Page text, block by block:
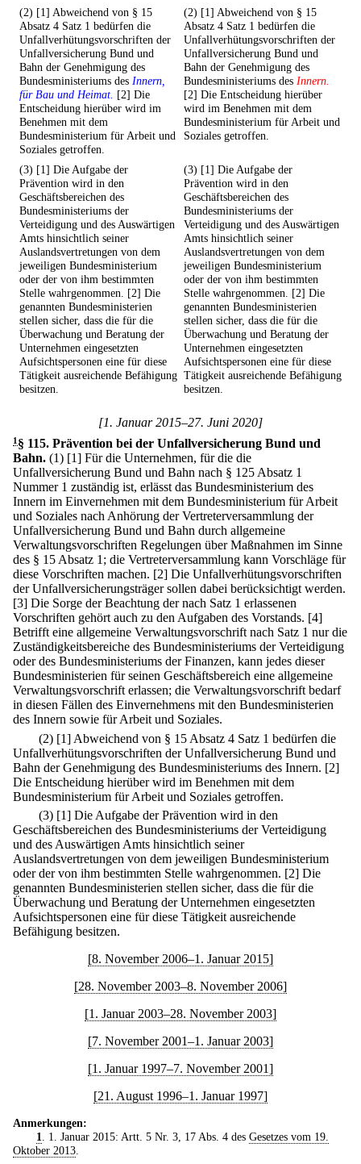
(2) [1] Abweichend von § 15
Absatz 4 Satz 1 bedürfen die
Unfallverhütungsvorschriften der
Unfallversicherung Bund und
Bahn der Genehmigung des
Bundesministeriums des Innern,
für Bau und Heimat. [2] Die
Entscheidung hierüber wird im
Benehmen mit dem
Bundesministerium für Arbeit und
Soziales getroffen.
(2) [1] Abweichend von § 15
Absatz 4 Satz 1 bedürfen die
Unfallverhütungsvorschriften der
Unfallversicherung Bund und
Bahn der Genehmigung des
Bundesministeriums des Innern.
[2] Die Entscheidung hierüber
wird im Benehmen mit dem
Bundesministerium für Arbeit und
Soziales getroffen.
(3) [1] Die Aufgabe der
Prävention wird in den
Geschäftsbereichen des
Bundesministeriums der
Verteidigung und des Auswärtigen
Amts hinsichtlich seiner
Auslandsvertretungen von dem
jeweiligen Bundesministerium
oder der von ihm bestimmten
Stelle wahrgenommen. [2] Die
genannten Bundesministerien
stellen sicher, dass die für die
Überwachung und Beratung der
Unternehmen eingesetzten
Aufsichtspersonen eine für diese
Tätigkeit ausreichende Befähigung
besitzen.
(3) [1] Die Aufgabe der
Prävention wird in den
Geschäftsbereichen des
Bundesministeriums der
Verteidigung und des Auswärtigen
Amts hinsichtlich seiner
Auslandsvertretungen von dem
jeweiligen Bundesministerium
oder der von ihm bestimmten
Stelle wahrgenommen. [2] Die
genannten Bundesministerien
stellen sicher, dass die für die
Überwachung und Beratung der
Unternehmen eingesetzten
Aufsichtspersonen eine für diese
Tätigkeit ausreichende Befähigung
besitzen.
[1. Januar 2015–27. Juni 2020]
1§ 115. Prävention bei der Unfallversicherung Bund und
Bahn. (1) [1] Für die Unternehmen, für die die
Unfallversicherung Bund und Bahn nach § 125 Absatz 1
Nummer 1 zuständig ist, erlässt das Bundesministerium des
Innern im Einvernehmen mit dem Bundesministerium für Arbeit
und Soziales nach Anhörung der Vertreterversammlung der
Unfallversicherung Bund und Bahn durch allgemeine
Verwaltungsvorschriften Regelungen über Maßnahmen im Sinne
des § 15 Absatz 1; die Vertreterversammlung kann Vorschläge für
diese Vorschriften machen. [2] Die Unfallverhütungsvorschriften
der Unfallversicherungsträger sollen dabei berücksichtigt werden.
[3] Die Sorge der Beachtung der nach Satz 1 erlassenen
Vorschriften gehört auch zu den Aufgaben des Vorstands. [4]
Betrifft eine allgemeine Verwaltungsvorschrift nach Satz 1 nur die
Zuständigkeitsbereiche des Bundesministeriums der Verteidigung
oder des Bundesministeriums der Finanzen, kann jedes dieser
Bundesministerien für seinen Geschäftsbereich eine allgemeine
Verwaltungsvorschrift erlassen; die Verwaltungsvorschrift bedarf
in diesen Fällen des Einvernehmens mit den Bundesministerien
des Innern sowie für Arbeit und Soziales.
(2) [1] Abweichend von § 15 Absatz 4 Satz 1 bedürfen die
Unfallverhütungsvorschriften der Unfallversicherung Bund und
Bahn der Genehmigung des Bundesministeriums des Innern. [2]
Die Entscheidung hierüber wird im Benehmen mit dem
Bundesministerium für Arbeit und Soziales getroffen.
(3) [1] Die Aufgabe der Prävention wird in den
Geschäftsbereichen des Bundesministeriums der Verteidigung
und des Auswärtigen Amts hinsichtlich seiner
Auslandsvertretungen von dem jeweiligen Bundesministerium
oder der von ihm bestimmten Stelle wahrgenommen. [2] Die
genannten Bundesministerien stellen sicher, dass die für die
Überwachung und Beratung der Unternehmen eingesetzten
Aufsichtspersonen eine für diese Tätigkeit ausreichende
Befähigung besitzen.
[8. November 2006–1. Januar 2015]
[28. November 2003–8. November 2006]
[1. Januar 2003–28. November 2003]
[7. November 2001–1. Januar 2003]
[1. Januar 1997–7. November 2001]
[21. August 1996–1. Januar 1997]
Anmerkungen:
1
. 1. Januar 2015: Artt. 5 Nr. 3, 17 Abs. 4 des Gesetzes vom 19.
Oktober 2013